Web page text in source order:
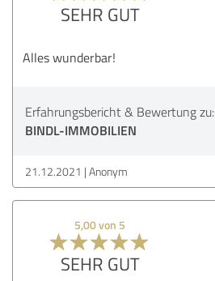
SEHR GUT
Alles wunderbar!
Erfahrungsbericht & Bewertung zu:
BINDL-IMMOBILIEN
21.12.2021 Anonym
5,00 von 5
SEHR GUT